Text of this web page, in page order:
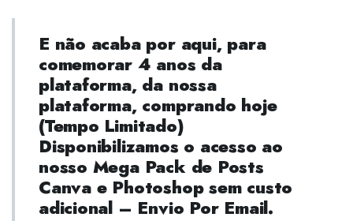
E não acaba por aqui, para
comemorar 4 anos da
plataforma, da nossa
plataforma, comprando hoje
(Tempo Limitado)
Disponibilizamos o acesso ao
nosso Mega Pack de Posts
Canva e Photoshop sem custo
adicional – Envio Por Email.